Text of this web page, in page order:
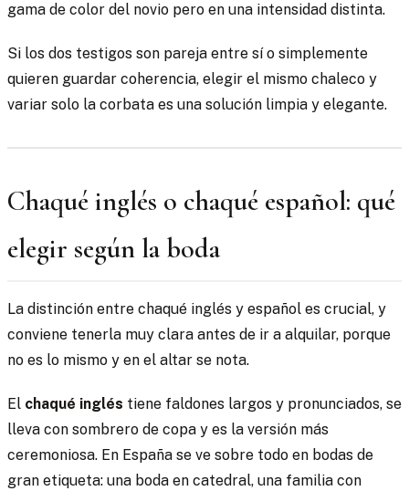
gama de color del novio pero en una intensidad distinta.
Si los dos testigos son pareja entre sí o simplemente
quieren guardar coherencia, elegir el mismo chaleco y
variar solo la corbata es una solución limpia y elegante.
Chaqué inglés o chaqué español: qué
elegir según la boda
La distinción entre chaqué inglés y español es crucial, y
conviene tenerla muy clara antes de ir a alquilar, porque
no es lo mismo y en el altar se nota.
El chaqué inglés tiene faldones largos y pronunciados, se
lleva con sombrero de copa y es la versión más
ceremoniosa. En España se ve sobre todo en bodas de
gran etiqueta: una boda en catedral, una familia con